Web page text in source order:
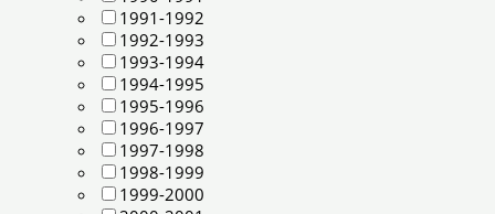
1991-1992
1992-1993
1993-1994
1994-1995
1995-1996
1996-1997
1997-1998
1998-1999
1999-2000